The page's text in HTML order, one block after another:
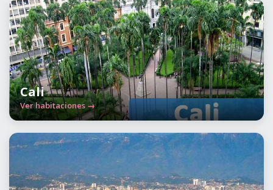
Cali
Ver habitaciones →